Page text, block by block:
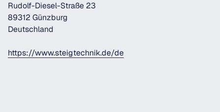
Rudolf-Diesel-Straße 23
89312 Günzburg
Deutschland
https://www.steigtechnik.de/de